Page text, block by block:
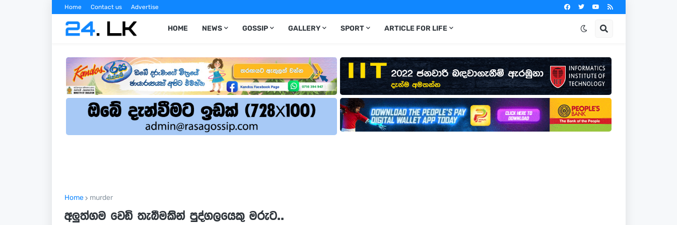
Home Contact us Advertise
HOME NEWS GOSSIP GALLERY SPORT ARTICLE FOR LIFE
Home murder
අලුත්ගම වෙඩි තැබීමකින් පුද්ගලයෙකු මරුට..